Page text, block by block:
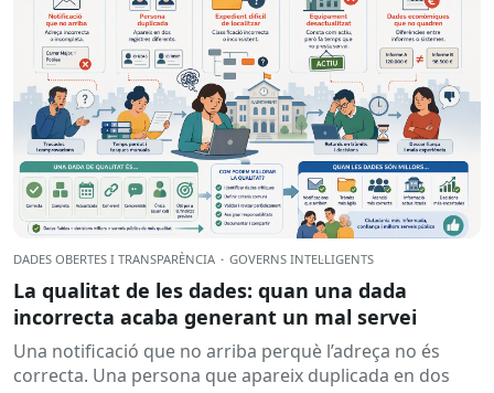
DADES OBERTES I TRANSPARÈNCIA · GOVERNS INTEL·LIGENTS
La qualitat de les dades: quan una dada
incorrecta acaba generant un mal servei
Una notificació que no arriba perquè l’adreça no és
correcta. Una persona que apareix duplicada en dos